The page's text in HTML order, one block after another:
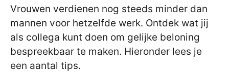
Vrouwen verdienen nog steeds minder dan
mannen voor hetzelfde werk. Ontdek wat jij
als collega kunt doen om gelijke beloning
bespreekbaar te maken. Hieronder lees je
een aantal tips.